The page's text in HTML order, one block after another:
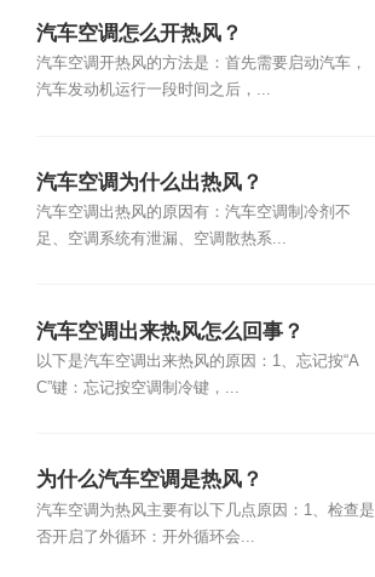
汽车空调怎么开热风？
汽车空调开热风的方法是：首先需要启动汽车，
汽车发动机运行一段时间之后，...
汽车空调为什么出热风？
汽车空调出热风的原因有：汽车空调制冷剂不
足、空调系统有泄漏、空调散热系...
汽车空调出来热风怎么回事？
以下是汽车空调出来热风的原因：1、忘记按“A
C”键：忘记按空调制冷键，...
为什么汽车空调是热风？
汽车空调为热风主要有以下几点原因：1、检查是
否开启了外循环：开外循环会...